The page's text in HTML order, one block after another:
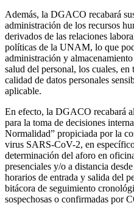
Además, la DGACO recabará
administración de los recursos
derivados de las relaciones
políticas de la UNAM, lo que
administración y
salud del personal, los cuales, en
calidad de datos personales
aplicable.
En efecto, la DGACO recabará
para la toma de decisiones
Normalidad” propiciada por la
virus SARS-CoV-2, en
determinación del aforo en
presenciales y/o a distancia
horarios de entrada y salida del
bitácora de seguimiento
sospechosas o confirmadas por